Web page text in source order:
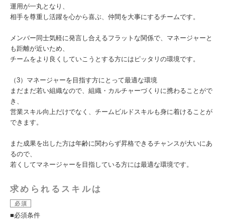
運用が一丸となり、
相手を尊重し活躍を心から喜ぶ、仲間を大事にするチームです。
メンバー同士気軽に発言し合えるフラットな関係で、マネージャーと
も距離が近いため、
チームをより良くしていこうとする方にはピッタリの環境です。
（3）マネージャーを目指す方にとって最適な環境
まだまだ若い組織なので、組織・カルチャーづくりに携わることがで
き、
営業スキル向上だけでなく、チームビルドスキルも身に着けることが
できます。
また成果を出した方は年齢に関わらず昇格できるチャンスが大いにあ
るので、
若くしてマネージャーを目指している方には最適な環境です。
求められるスキルは
必須
■必須条件